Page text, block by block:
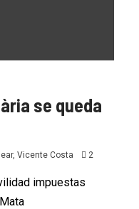
se queda
Vicente Costa 2
impuestas